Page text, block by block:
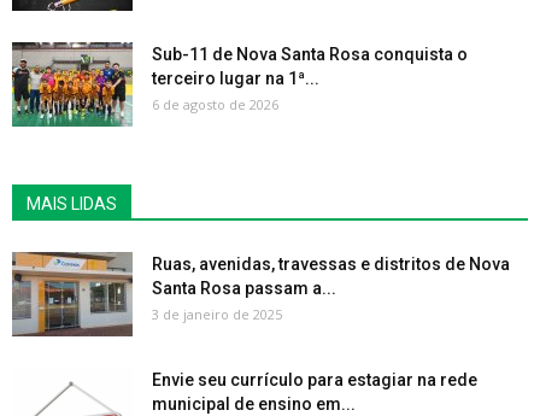
Sub-11 de Nova Santa Rosa conquista o
terceiro lugar na 1ª...
6 de agosto de 2026
MAIS LIDAS
Ruas, avenidas, travessas e distritos de Nova
Santa Rosa passam a...
3 de janeiro de 2025
Envie seu currículo para estagiar na rede
municipal de ensino em...